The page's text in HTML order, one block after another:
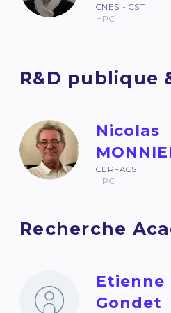
CNES - CST
HPC
R&D publique
Nicolas
CERFACS
HPC
Recherche
Etienne
Gondet